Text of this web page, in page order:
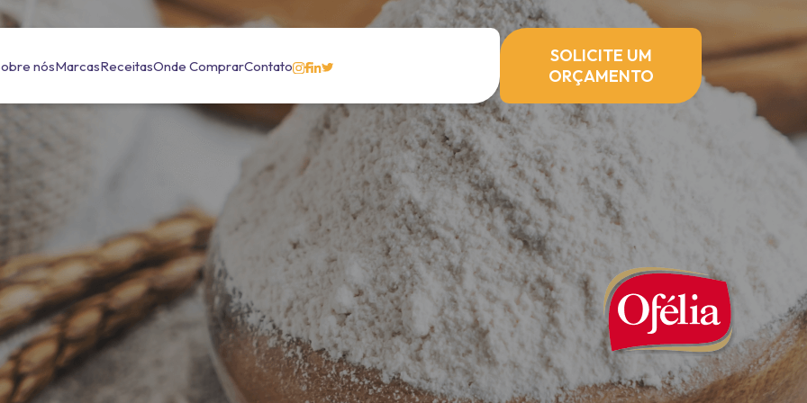
nósMarcasReceitasOnde ComprarContato
SOLICITE UM
ORÇAMENTO